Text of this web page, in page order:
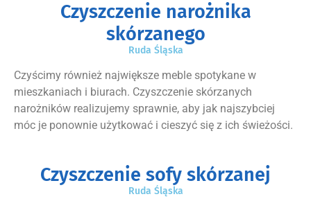
Czyszczenie narożnika
skórzanego
Ruda Śląska
Czyścimy również największe meble spotykane w
mieszkaniach i biurach. Czyszczenie skórzanych
narożników realizujemy sprawnie, aby jak najszybciej
móc je ponownie użytkować i cieszyć się z ich świeżości.
Czyszczenie sofy skórzanej
Ruda Śląska